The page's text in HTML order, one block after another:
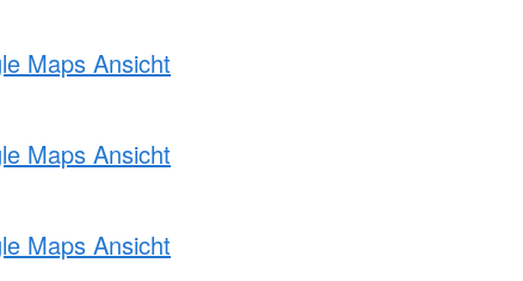
Maps Ansicht
Maps Ansicht
Maps Ansicht